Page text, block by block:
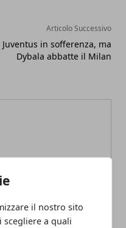
il nostro sito
scegliere a quali
Articolo Successivo
Juventus in sofferenza, ma
Dybala abbatte il Milan